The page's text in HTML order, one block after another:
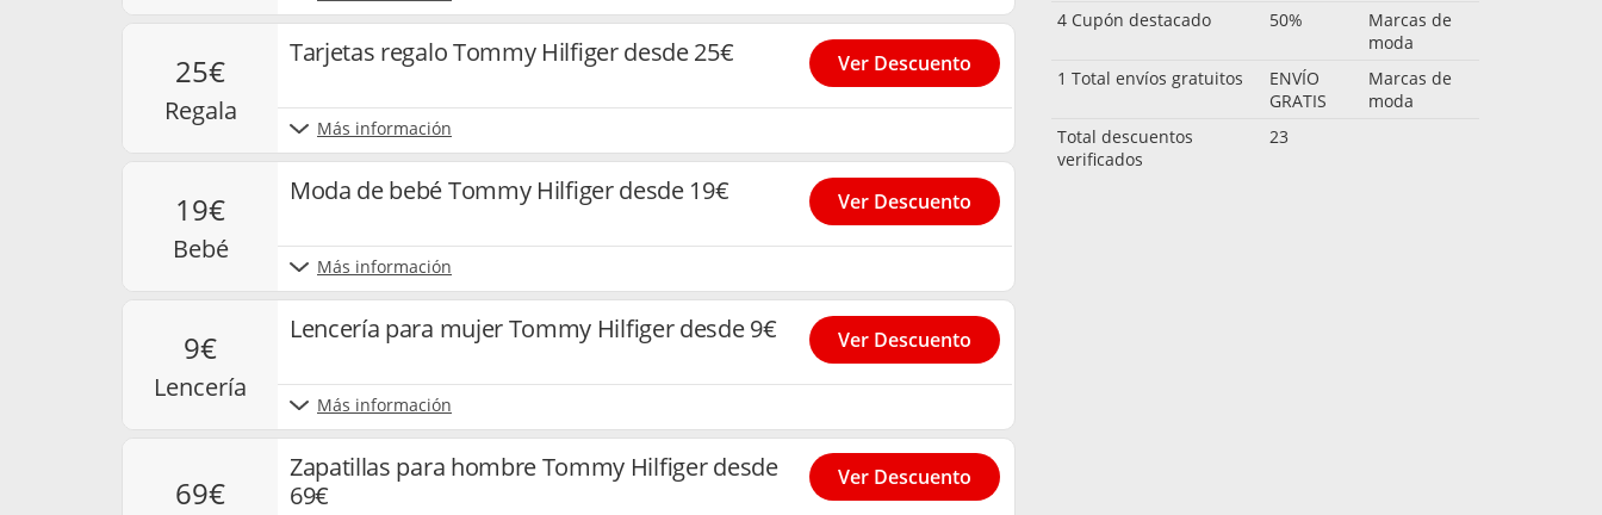
25€
regala
Tarjetas regalo Tommy Hilfiger desde 25€
Más información
Ver Descuento
19€
bebé
Moda de bebé Tommy Hilfiger desde 19€
Más información
Ver Descuento
9€
lencería
Lencería para mujer Tommy Hilfiger desde 9€
Más información
Ver Descuento
69€
Zapatillas para hombre Tommy Hilfiger desde
69€
Ver Descuento
4 Cupón destacado
50%
Marcas de
moda
1 Total envíos gratuitos
ENVÍO
GRATIS
Marcas de
moda
Total descuentos
verificados
23